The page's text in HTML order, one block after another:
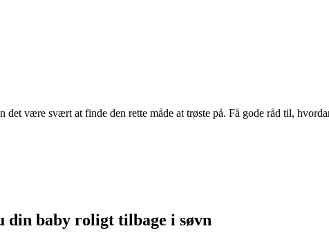
det være svært at finde den rette måde at trøste på. Få gode råd til,
baby roligt tilbage i søvn